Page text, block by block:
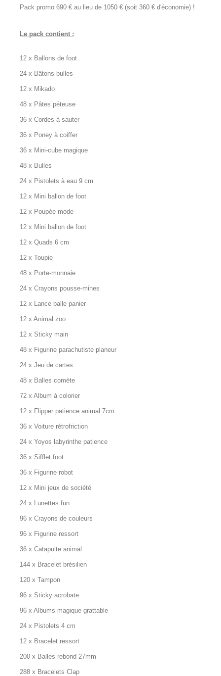
Pack promo 690 € au lieu de 1050 € (soit 360 € d'économie) !
Le pack contient :
12 x Ballons de foot
24 x Bâtons bulles
12 x Mikado
48 x Pâtes péteuse
36 x Cordes à sauter
36 x Poney à coiffer
36 x Mini-cube magique
48 x Bulles
24 x Pistolets à eau 9 cm
12 x Mini ballon de foot
12 x Poupée mode
12 x Mini ballon de foot
12 x Quads 6 cm
12 x Toupie
48 x Porte-monnaie
24 x Crayons pousse-mines
12 x Lance balle panier
12 x Animal zoo
12 x Sticky main
48 x Figurine parachutiste planeur
24 x Jeu de cartes
48 x Balles comète
72 x Album à colorier
12 x Flipper patience animal 7cm
36 x Voiture rétrofriction
24 x Yoyos labyrinthe patience
36 x Sifflet foot
36 x Figurine robot
12 x Mini jeux de société
24 x Lunettes fun
96 x Crayons de couleurs
96 x Figurine ressort
36 x Catapulte animal
144 x Bracelet brésilien
120 x Tampon
96 x Sticky acrobate
96 x Albums magique grattable
24 x Pistolets 4 cm
12 x Bracelet ressort
200 x Balles rebond 27mm
288 x Bracelets Clap